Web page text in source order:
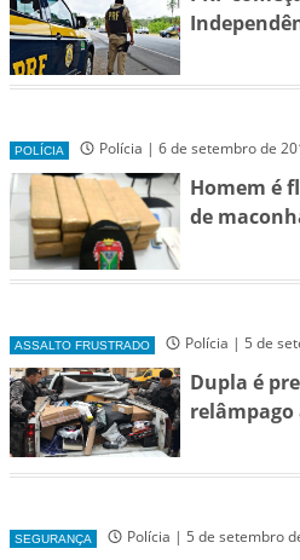
POLÍCIA Polícia | 6 de setembro de
Homem é
de
ASSALTO FRUSTRADO Polícia | 5 de
Dupla é
SEGURANÇA Polícia | 5 de setembro